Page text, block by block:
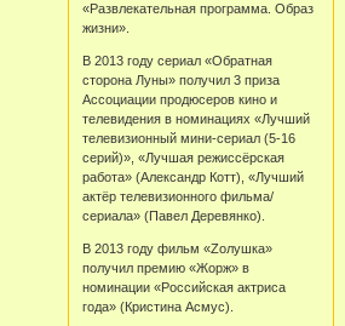
«Развлекательная программа. Образ
жизни».
В 2013 году сериал «Обратная
сторона Луны» получил 3 приза
Ассоциации продюсеров кино и
телевидения в номинациях «Лучший
телевизионный мини-сериал (5-16
серий)», «Лучшая режиссёрская
работа» (Александр Котт), «Лучший
актёр телевизионного фильма/
сериала» (Павел Деревянко).
В 2013 году фильм «Zолушка»
получил премию «Жорж» в
номинации «Российская актриса
года» (Кристина Асмус).